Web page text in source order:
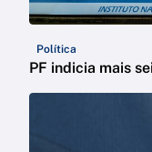
Política
PF indicia mais